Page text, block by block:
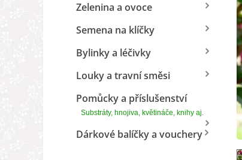
Zelenina a ovoce
Semena na klíčky
Bylinky a léčivky
Louky a travní směsi
Pomůcky a příslušenství
Substráty, hnojiva, květináče, knihy aj.
Dárkové balíčky a vouchery